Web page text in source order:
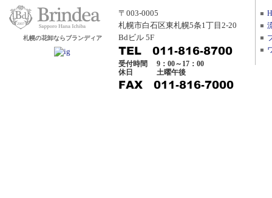
札幌の花卸ならブランディア
〒003-0005
札幌市白石区東札幌5条1丁目2-20
Bdビル 5F
受付時間
9：00～17：00
休日
土曜午後